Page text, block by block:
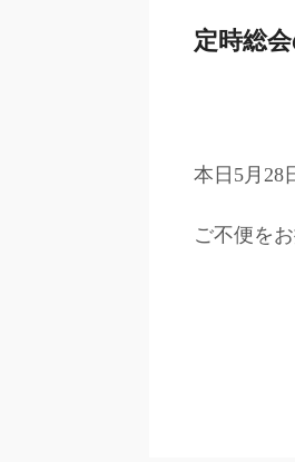
定時総
本日5月28
ご不便を